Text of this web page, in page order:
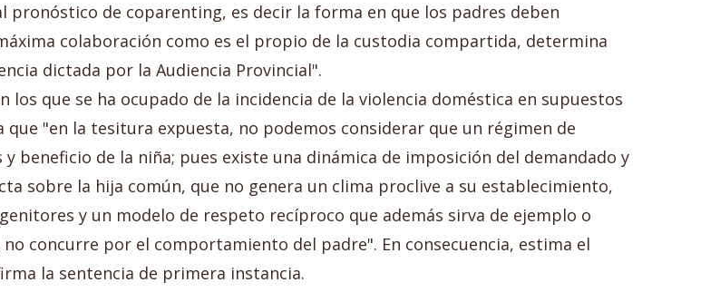
pronóstico de coparenting, es decir la forma en que los padres deben
colaboración como es el propio de la custodia compartida, determina
dictada por la Audiencia Provincial".
que se ha ocupado de la incidencia de la violencia doméstica en supuestos
"en la tesitura expuesta, no podemos considerar que un régimen de
beneficio de la niña; pues existe una dinámica de imposición del demandado y
sobre la hija común, que no genera un clima proclive a su establecimiento,
y un modelo de respeto recíproco que además sirva de ejemplo o
concurre por el comportamiento del padre". En consecuencia, estima el
la sentencia de primera instancia.